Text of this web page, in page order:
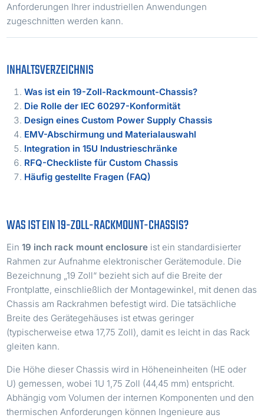
Anforderungen Ihrer industriellen Anwendungen
zugeschnitten werden kann.
INHALTSVERZEICHNIS
Was ist ein 19-Zoll-Rackmount-Chassis?
Die Rolle der IEC 60297-Konformität
Design eines Custom Power Supply Chassis
EMV-Abschirmung und Materialauswahl
Integration in 15U Industrieschränke
RFQ-Checkliste für Custom Chassis
Häufig gestellte Fragen (FAQ)
WAS IST EIN 19-ZOLL-RACKMOUNT-CHASSIS?
Ein19 inch rack mount enclosure ist ein standardisierter
Rahmen zur Aufnahme elektronischer Gerätemodule. Die
Bezeichnung „19 Zoll“ bezieht sich auf die Breite der
Frontplatte, einschließlich der Montagewinkel, mit denen das
Chassis am Rackrahmen befestigt wird. Die tatsächliche
Breite des Gerätegehäuses ist etwas geringer
(typischerweise etwa 17,75 Zoll), damit es leicht in das Rack
gleiten kann.
Die Höhe dieser Chassis wird in Höheneinheiten (HE oder
U) gemessen, wobei 1U 1,75 Zoll (44,45 mm) entspricht.
Abhängig vom Volumen der internen Komponenten und den
thermischen Anforderungen können Ingenieure aus